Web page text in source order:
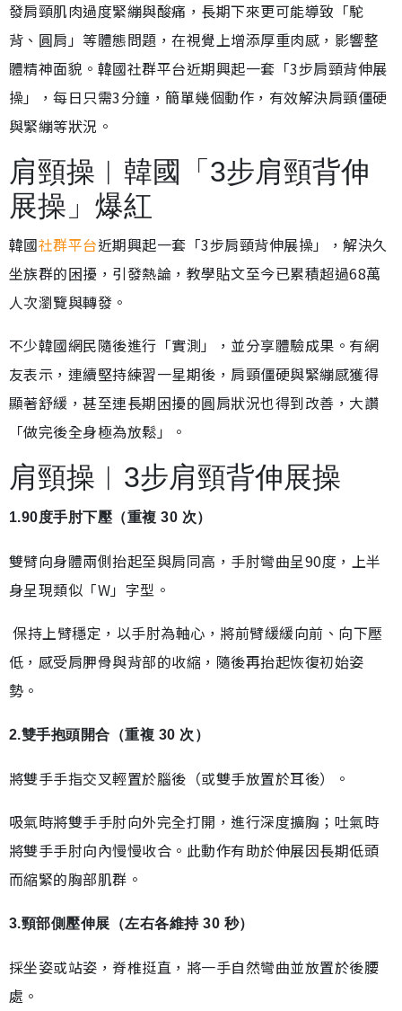
發肩頸肌肉過度緊繃與酸痛，長期下來更可能導致「駝
背、圓肩」等體態問題，在視覺上增添厚重肉感，影響整
體精神面貌。韓國社群平台近期興起一套「3步肩頸背伸展
操」，每日只需3分鐘，簡單幾個動作，有效解決肩頸僵硬
與緊繃等狀況。
肩頸操︱韓國「3步肩頸背伸
展操」爆紅
韓國社群平台近期興起一套「3步肩頸背伸展操」，解決久
坐族群的困擾，引發熱論，教學貼文至今已累積超過68萬
人次瀏覽與轉發。
不少韓國網民隨後進行「實測」，並分享體驗成果。有網
友表示，連續堅持練習一星期後，肩頸僵硬與緊繃感獲得
顯著舒緩，甚至連長期困擾的圓肩狀況也得到改善，大讚
「做完後全身極為放鬆」。
肩頸操︱3步肩頸背伸展操
1.90度手肘下壓（重複 30 次）
雙臂向身體兩側抬起至與肩同高，手肘彎曲呈90度，上半
身呈現類似「W」字型。
保持上臂穩定，以手肘為軸心，將前臂緩緩向前、向下壓
低，感受肩胛骨與背部的收縮，隨後再抬起恢復初始姿
勢。
2.雙手抱頭開合（重複 30 次）
將雙手手指交叉輕置於腦後（或雙手放置於耳後）。
吸氣時將雙手手肘向外完全打開，進行深度擴胸；吐氣時
將雙手手肘向內慢慢收合。此動作有助於伸展因長期低頭
而縮緊的胸部肌群。
3.頸部側壓伸展（左右各維持 30 秒）
採坐姿或站姿，脊椎挺直，將一手自然彎曲並放置於後腰
處。